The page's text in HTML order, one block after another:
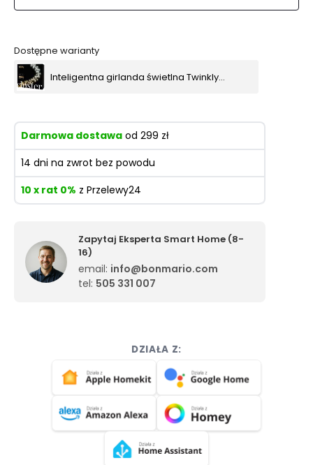
DZIAŁA Z:
Dostępne warianty
Inteligentna girlanda świetlna Twinkly Cluster 400 Led AWW 5x0,7 m czarny kabel
Darmowa dostawa od 299 zł
14 dni na zwrot bez powodu
10 x rat 0% z Przelewy24
Zapytaj Eksperta Smart Home (8-
16)
email: info@bonmario.com
tel: 505 331 007